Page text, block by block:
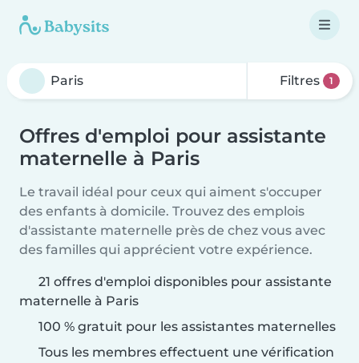
Filtres 1
Offres d'emploi pour assistante
maternelle à Paris
Le travail idéal pour ceux qui aiment s'occuper
des enfants à domicile. Trouvez des emplois
d'assistante maternelle près de chez vous avec
des familles qui apprécient votre expérience.
21 offres d'emploi disponibles pour assistante
maternelle à Paris
100 % gratuit pour les assistantes maternelles
Tous les membres effectuent une vérification